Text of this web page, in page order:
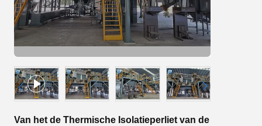
Van het de Thermische Isolatieperliet van de